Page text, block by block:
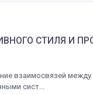
СТИЛЯ И
взаимосвязей
сист...